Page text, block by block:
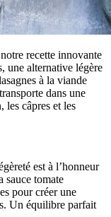
recette innovante
une alternative légère
à la viande
dans une
les câpres et les
est à l’honneur
sauce tomate
pour créer une
Un équilibre parfait